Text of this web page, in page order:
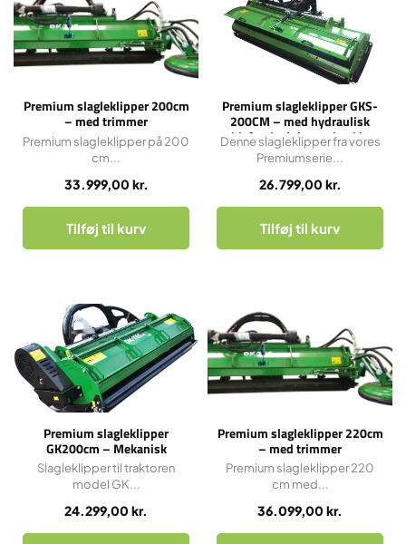
Premium slagleklipper 200cm
– med trimmer
33.999,00 kr.
Premium slagleklipper på 200
cm...
Tilføj til kurv
Premium slagleklipper GKS-
200CM – med hydraulisk
sideforskydning og bagklap
26.799,00 kr.
Denne slagleklipper fra vores
Premiumserie...
Tilføj til kurv
Premium slagleklipper
GK200cm – Mekanisk
sideforskydning
24.299,00 kr.
Slagleklipper til traktoren
model GK...
Premium slagleklipper 220cm
– med trimmer
36.099,00 kr.
Premium slagleklipper 220
cm med...